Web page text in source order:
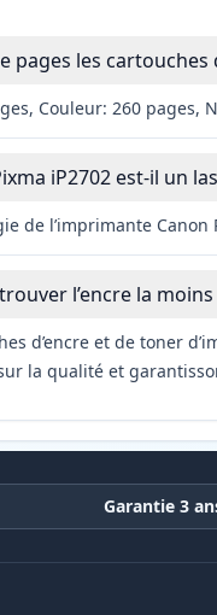
pages les cartouches
Couleur: 260 pages,
iP2702 est-il un
de l’imprimante
l’encre la
d’encre et de toner
la qualité et
Garantie 3